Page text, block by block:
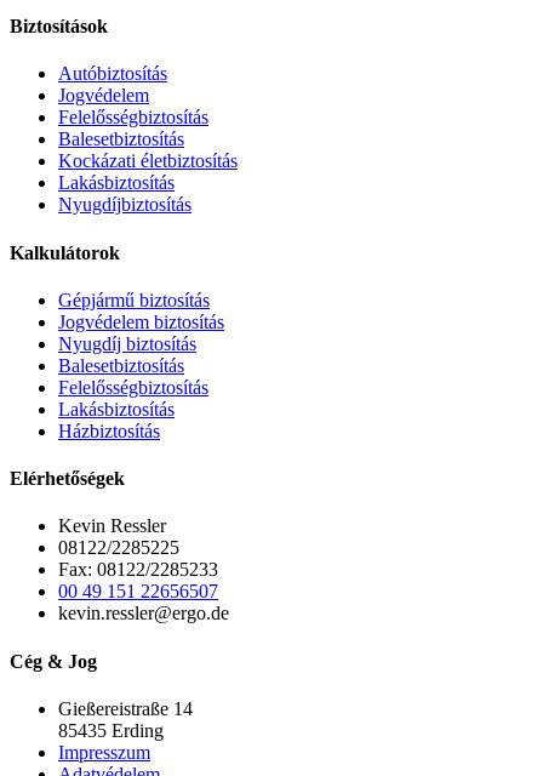
Biztosítások
Autóbiztosítás
Jogvédelem
Felelősségbiztosítás
Balesetbiztosítás
Kockázati életbiztosítás
Lakásbiztosítás
Nyugdíjbiztosítás
Kalkulátorok
Gépjármű biztosítás
Jogvédelem biztosítás
Nyugdíj biztosítás
Balesetbiztosítás
Felelősségbiztosítás
Lakásbiztosítás
Házbiztosítás
Elérhetőségek
Kevin Ressler
08122/2285225
Fax: 08122/2285233
00 49 151 22656507
kevin.ressler@ergo.de
Cég & Jog
Gießereistraße 14
85435 Erding
Impresszum